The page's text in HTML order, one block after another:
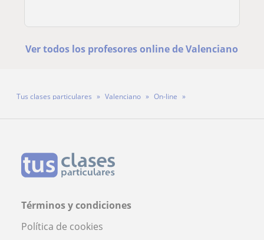
Ver todos los profesores online de Valenciano
Tus clases particulares Valenciano
On-line
Términos y condiciones
Política de cookies